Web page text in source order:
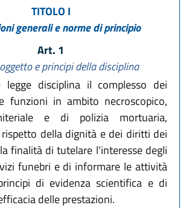
TITOLO I
generali e norme di principio
Art. 1
e principi della disciplina
legge disciplina il complesso dei
funzioni in ambito necroscopico,
e di polizia mortuaria,
della dignità e dei diritti dei
finalità di tutelare l'interesse degli
funebri e di informare le attività
di evidenza scientifica e di
delle prestazioni.